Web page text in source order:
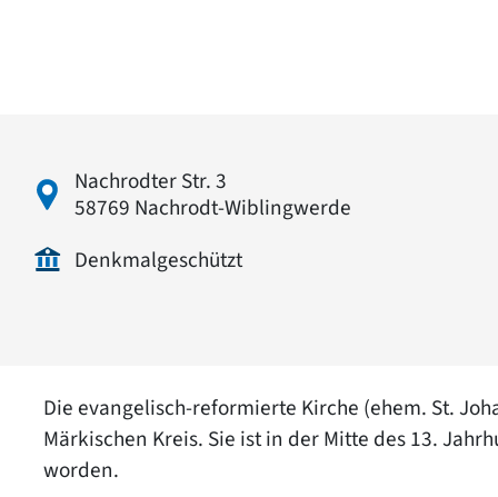
Nachrodter Str. 3
58769 Nachrodt-Wiblingwerde
Denkmalgeschützt
Die evangelisch-reformierte Kirche (ehem. St.
Märkischen Kreis. Sie ist in der Mitte des 13.
worden.